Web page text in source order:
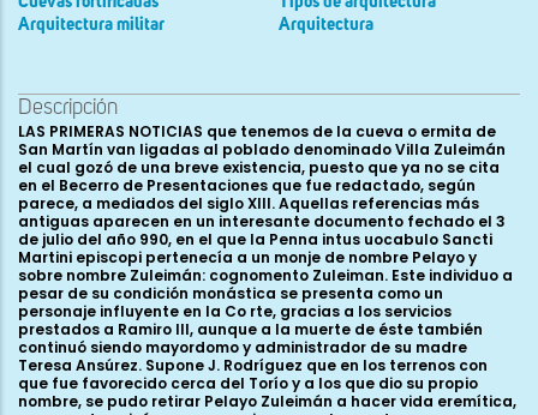
Arquitectura militar
Arquitectura
Descripción
LAS PRIMERAS NOTICIAS que tenemos de la cueva o ermita de
San Martín van ligadas al poblado denominado Villa Zuleimán
el cual gozó de una breve existencia, puesto que ya no se cita
en el Becerro de Presentaciones que fue redactado, según
parece, a mediados del siglo XIII. Aquellas referencias más
antiguas aparecen en un interesante documento fechado el 3
de julio del año 990, en el que la Penna intus uocabulo Sancti
Martini episcopi pertenecía a un monje de nombre Pelayo y
sobre nombre Zuleimán: cognomento Zuleiman. Este individuo a
pesar de su condición monástica se presenta como un
personaje influyente en la Co rte, gracias a los servicios
prestados a Ramiro III, aunque a la muerte de éste también
continuó siendo mayordomo y administrador de su madre
Teresa Ansúrez. Supone J. Rodríguez que en los terrenos con
que fue favorecido cerca del Torío y a los que dio su propio
nombre, se pudo retirar Pelayo Zuleimán a hacer vida eremítica,